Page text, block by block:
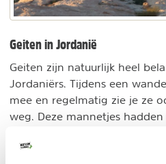
Geiten in Jordanië
Geiten zijn natuurlijk heel
Jordaniërs. Tijdens een
mee en regelmatig zie je ze
weg. Deze mannetjes